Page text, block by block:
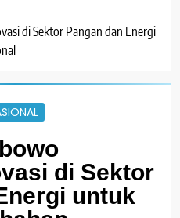
di Sektor Pangan dan Energi
di Sektor
untuk